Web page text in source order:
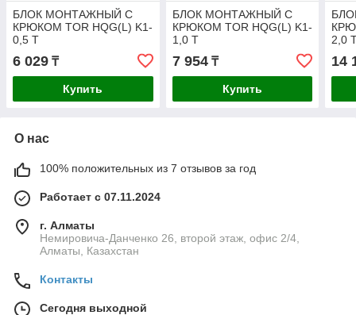
БЛОК МОНТАЖНЫЙ С
КРЮКОМ TOR HQG(L) K1-
0,5 Т
6 029 ₸
Купить
БЛОК МОНТАЖНЫЙ С
КРЮКОМ TOR HQG(L) K1-
1,0 Т
7 954₸
Купить
2,0
14
О нас
100% положительных из 7 отзывов за год
Работает с 07.11.2024
г. Алматы
Немировича-Данченко 26, второй этаж, офис 2/4,
Алматы, Казахстан
Контакты
Сегодня выходной